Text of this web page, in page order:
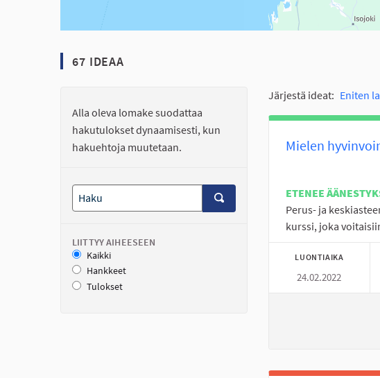
67 IDEAA
Alla oleva lomake suodattaa
hakutulokset dynaamisesti, kun
hakuehtoja muutetaan.
LIITTYY AIHEESEEN
Kaikki
Hankkeet
Tulokset
Järjestä ideat: Eniten
Mielen
ETENEE
Perus- ja
kurssi, joka
LUONTIAIKA
24.02.2022